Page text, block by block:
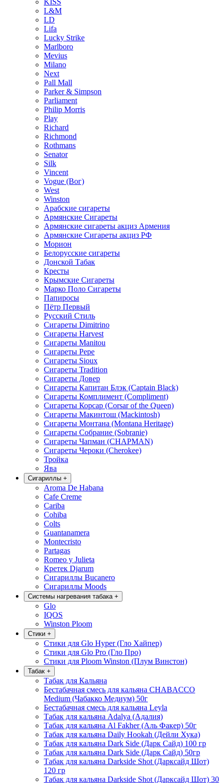
KISS
L&M
LD
Lifa
Lucky Strike
Marlboro
Mevius
Milano
Next
Pall Mall
Parker & Simpson
Parliament
Philip Morris
Play
Richard
Richmond
Rothmans
Senator
Silk
Vincent
Vogue (Вог)
West
Winston
Арабские сигареты
Армянские Сигареты
Армянские сигареты акциз Армения
Армянские Сигареты акциз РФ
Морион
Белорусские сигареты
Донской Табак
Кресты
Крымские Сигареты
Марко Поло Сигареты
Папиросы
Пётр Первый
Русский Стиль
Сигареты Dimitrino
Сигареты Harvest
Сигареты Manitou
Сигареты Pepe
Сигареты Sioux
Сигареты Tradition
Сигареты Довер
Сигареты Капитан Блэк (Captain Black)
Сигареты Комплимент (Compliment)
Сигареты Корсар (Corsar of the Queen)
Сигареты Макинтош (Mackintosh)
Сигареты Монтана (Montana Heritage)
Сигареты Собрание (Sobranie)
Сигареты Чапман (CHAPMAN)
Сигареты Чероки (Cherokee)
Тройка
Ява
Сигариллы +
Aroma De Habana
Cafe Creme
Cariba
Cohiba
Colts
Guantanamera
Montecristo
Partagas
Romeo y Julieta
Кретек Djarum
Сигариллы Bucanero
Сигариллы Moods
Системы нагревания табака +
Glo
IQOS
Winston Ploom
Стики +
Стики для Glo Hyper (Гло Хайпер)
Стики для Glo Pro (Гло Про)
Стики для Ploom Winston (Плум Винстон)
Табак +
Табак для Кальяна
Бестабачная смесь для кальяна CHABACCO
Medium (Чабакко Медиум) 50г
Бестабачная смесь для кальяна Leyla
Табак для кальяна Adalya (Адалия)
Табак для кальяна Al Fakher (Аль Факер) 50г
Табак для кальяна Daily Hookah (Дейли Хука)
Табак для кальяна Dark Side (Дарк Сайд) 100 гр
Табак для кальяна Dark Side (Дарк Сайд) 50гр
Табак для кальяна Darkside Shot (Дарксайд Шот)
120 гр
Табак для кальяна Darkside Shot (Дарксайд Шот) 30